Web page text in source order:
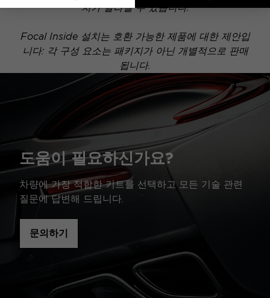
치가 달라질 수 있습니다.
Focal Inside 설치는 호환 가능한 제품에 대한 제안입
니다: 각 구성 요소는 패키지가 아닌 개별적으로 판매
됩니다.
도움이 필요하신가요?
차량에 가장 적합한 키트를 선택하고 모든 기술 관련
질문에 답변해 드립니다.
문의하기